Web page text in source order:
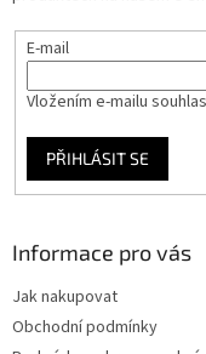
E-mail
Vložením e-mailu
PŘIHLÁSIT SE
Informace pro vás
Jak nakupovat
Obchodní podmínky